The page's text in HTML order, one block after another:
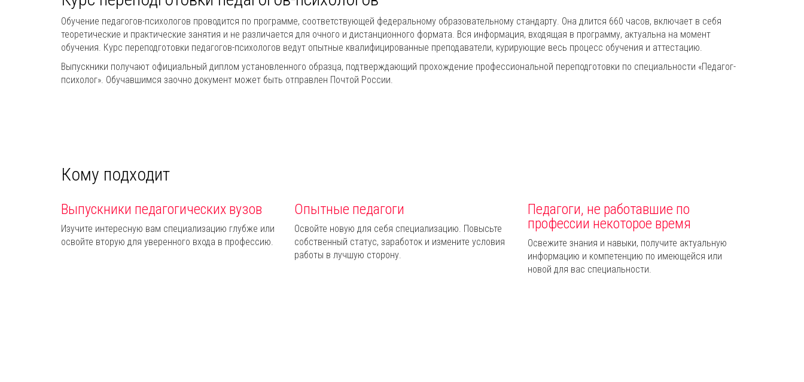
Обучение педагогов-психологов проводится по программе, соответствующей федеральному образовательному стандарту. Она длится 660 часов, включает в себя
теоретические и практические занятия и не различается для очного и дистанционного формата. Вся информация, входящая в программу, актуальна на момент
обучения. Курс переподготовки педагогов-психологов ведут опытные квалифицированные преподаватели, курирующие весь процесс обучения и аттестацию.
Выпускники получают официальный диплом установленного образца, подтверждающий прохождение профессиональной переподготовки по специальности «Педагог-
психолог». Обучавшимся заочно документ может быть отправлен Почтой России.
Кому подходит
Выпускники педагогических вузов
Изучите интересную вам специализацию глубже или
освойте вторую для уверенного входа в профессию.
Опытные педагоги
Освойте новую для себя специализацию. Повысьте
собственный статус, заработок и измените условия
работы в лучшую сторону.
Педагоги, не работавшие по
профессии некоторое время
Освежите знания и навыки, получите актуальную
информацию и компетенцию по имеющейся или
новой для вас специальности.